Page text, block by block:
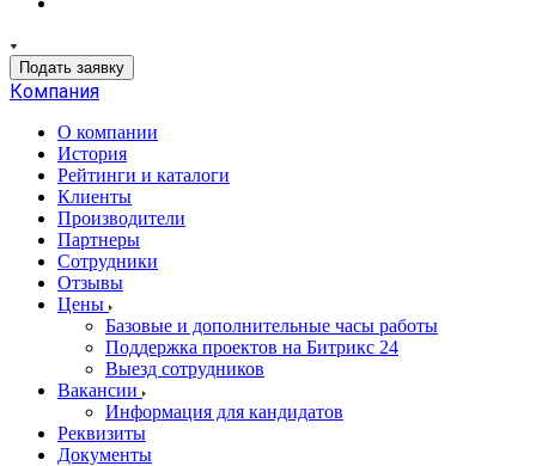
Подать заявку
Компания
О компании
История
Рейтинги и каталоги
Клиенты
Производители
Партнеры
Сотрудники
Отзывы
Цены
Базовые и дополнительные часы работы
Поддержка проектов на Битрикс 24
Выезд сотрудников
Вакансии
Информация для кандидатов
Реквизиты
Документы